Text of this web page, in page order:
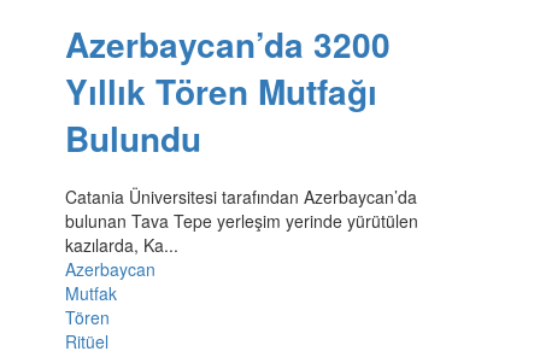
Azerbaycan’da 3200
Yıllık Tören Mutfağı
Bulundu
Catania Üniversitesi tarafından Azerbaycan’da
bulunan Tava Tepe yerleşim yerinde yürütülen
kazılarda, Ka...
Azerbaycan
Mutfak
Tören
Ritüel